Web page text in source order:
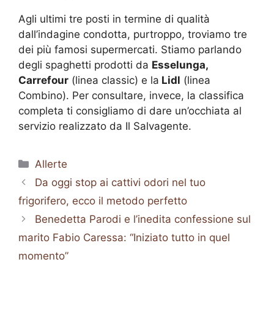
Agli ultimi tre posti in termine di qualità
dall’indagine condotta, purtroppo, troviamo tre
dei più famosi supermercati. Stiamo parlando
degli spaghetti prodotti da Esselunga,
Carrefour (linea classic) e la Lidl (linea
Combino). Per consultare, invece, la classifica
completa ti consigliamo di dare un’occhiata al
servizio realizzato da Il Salvagente.
Categorie
Allerte
Da oggi stop ai cattivi odori nel tuo
frigorifero, ecco il metodo perfetto
Benedetta Parodi e l’inedita confessione sul
marito Fabio Caressa: “Iniziato tutto in quel
momento”